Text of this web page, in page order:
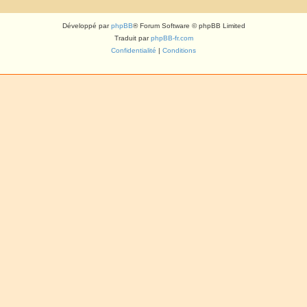
Développé parphpBB® Forum Software © phpBB Limited
Traduit parphpBB-fr.com
Confidentialité | Conditions